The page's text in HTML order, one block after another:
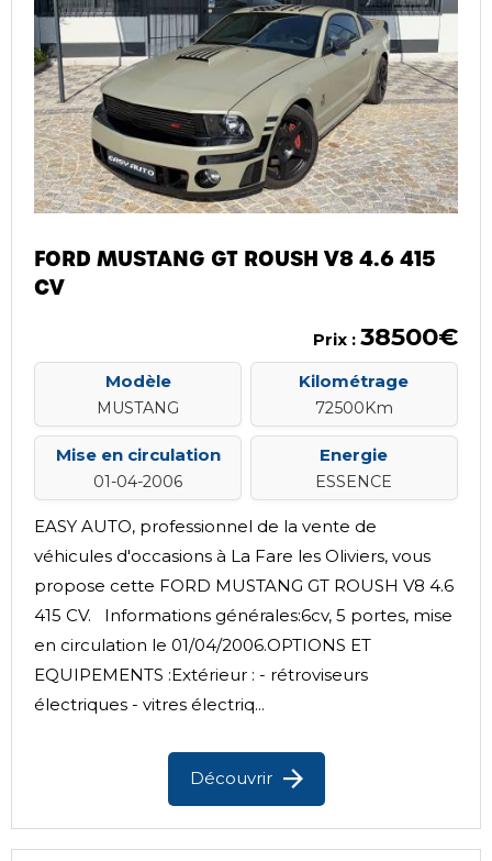
FORD MUSTANG GT ROUSH V8 4.6 415
CV
Prix : 38500€
Modèle
MUSTANG
Kilométrage
72500Km
Mise en circulation
01-04-2006
Energie
ESSENCE
EASY AUTO, professionnel de la vente de
véhicules d'occasions à La Fare les Oliviers, vous
propose cette FORD MUSTANG GT ROUSH V8 4.6
415 CV. Informations générales:6cv, 5 portes, mise
en circulation le 01/04/2006.OPTIONS ET
EQUIPEMENTS :Extérieur : - rétroviseurs
électriques - vitres électriq...
Découvrir